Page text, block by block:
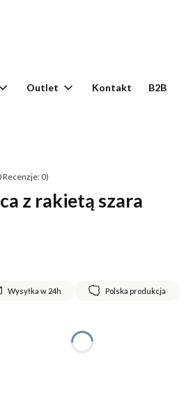
0. Zobacz szczegóły
Outlet Kontakt B2B
Recenzje: 0)
z rakietą szara
Wysyłka w 24h Polska produkcja